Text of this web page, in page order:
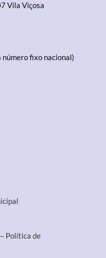
Vila Viçosa
fixo nacional)
Política de